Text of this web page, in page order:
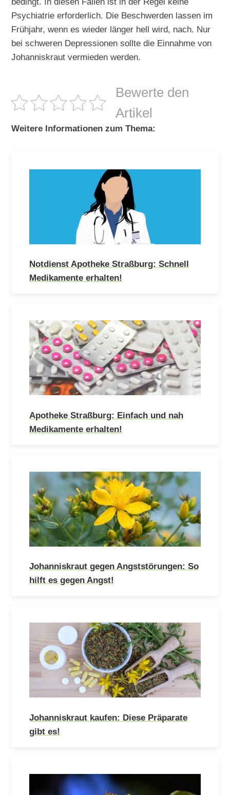
Psychiatrie erforderlich. Die Beschwerden lassen im
Frühjahr, wenn es wieder länger hell wird, nach. Nur
bei schweren Depressionen sollte die Einnahme von
Johanniskraut vermieden werden.
Bewerte den
Artikel
Weitere Informationen zum Thema:
Notdienst Apotheke Straßburg: Schnell
Medikamente erhalten!
Apotheke Straßburg: Einfach und nah
Medikamente erhalten!
Johanniskraut gegen Angststörungen: So
hilft es gegen Angst!
Johanniskraut kaufen: Diese Präparate
gibt es!